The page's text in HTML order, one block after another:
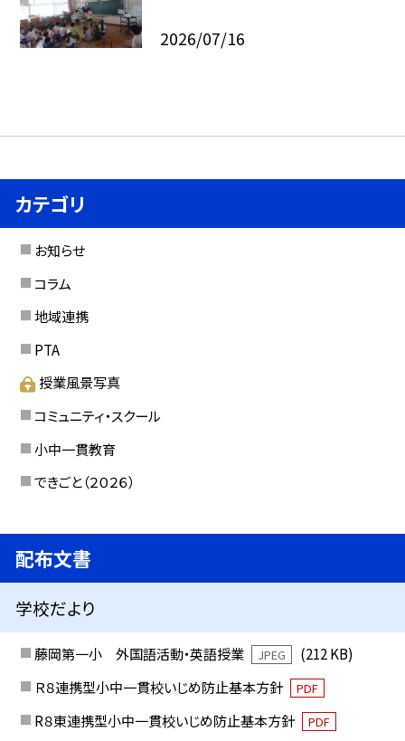
2026/07/16
カテゴリ
お知らせ
コラム
地域連携
PTA
授業風景写真
コミュニティ・スクール
小中一貫教育
できごと（２０２６）
配布文書
学校だより
藤岡第一小 外国語活動・英語授業 JPEG
(212 KB)
Ｒ８連携型小中一貫校いじめ防止基本方針
PDF
R８東連携型小中一貫校いじめ防止基本方針 PDF